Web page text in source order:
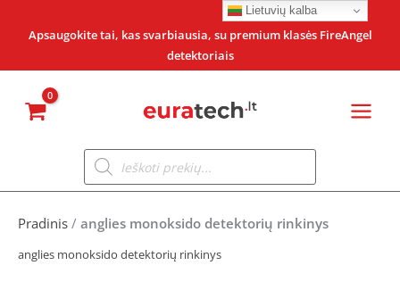
Apsaugokite tai, kas svarbiausia, su premium klasės FireAngel
detektoriais
Products
search
Pradinis / anglies monoksido detektorių rinkinys
anglies monoksido detektorių rinkinys
Lietuvių kalba